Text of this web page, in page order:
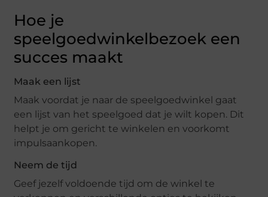
Hoe je
speelgoedwinkelbezoek een
succes maakt
Maak een lijst
Maak voordat je naar de speelgoedwinkel gaat
een lijst van het speelgoed dat je wilt kopen. Dit
helpt je om gericht te winkelen en voorkomt
impulsaankopen.
Neem de tijd
Geef jezelf voldoende tijd om de winkel te